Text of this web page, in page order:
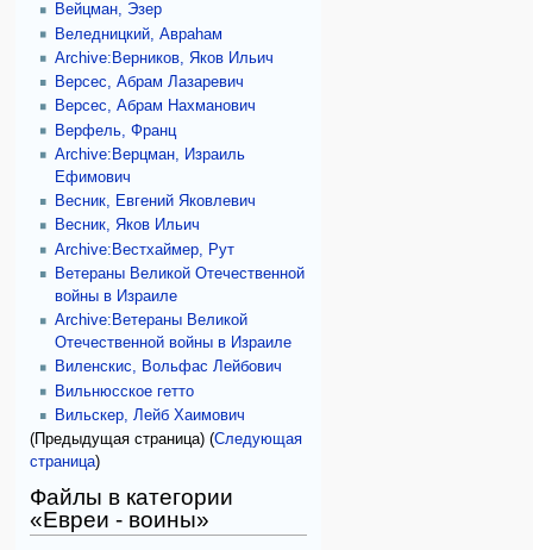
Вейцман, Эзер
Веледницкий, Авраhам
Archive:Верников, Яков Ильич
Версес, Абрам Лазаревич
Версес, Абрам Нахманович
Верфель, Франц
Archive:Верцман, Израиль
Ефимович
Весник, Евгений Яковлевич
Весник, Яков Ильич
Archive:Вестхаймер, Рут
Ветераны Великой Отечественной
войны в Израиле
Archive:Ветераны Великой
Отечественной войны в Израиле
Виленскис, Вольфас Лейбович
Вильнюсское гетто
Вильскер, Лейб Хаимович
(Предыдущая страница) (Следующая
страница)
Файлы в категории
«Евреи - воины»